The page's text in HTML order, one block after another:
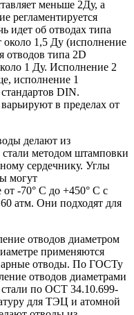
меньше 2Ду, а
регламентируется
идет об отводах типа
около 1,5 Ду (исполнение
отводов типа 2D
1 Ду. Исполнение 2
исполнение 1
DIN.
в пределах от
делают из
стали методом штамповки
сердечнику. Углы
могут
от -70° C до +450° C с
атм. Они подходят для
отводов диаметром
применяются
отводы. По ГОСТу
отводов диаметрами
по ОСТ 34.10.699-
для ТЭЦ и атомной